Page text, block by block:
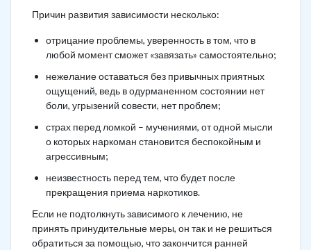
Причин развития зависимости несколько:
отрицание проблемы, уверенность в том, что в
любой момент сможет «завязать» самостоятельно;
нежелание оставаться без привычных приятных
ощущений, ведь в одурманенном состоянии нет
боли, угрызений совести, нет проблем;
страх перед ломкой – мучениями, от одной мысли
о которых наркоман становится беспокойным и
агрессивным;
неизвестность перед тем, что будет после
прекращения приема наркотиков.
Если не подтолкнуть зависимого к лечению, не
принять принудительные меры, он так и не решиться
обратиться за помощью, что закончится ранней